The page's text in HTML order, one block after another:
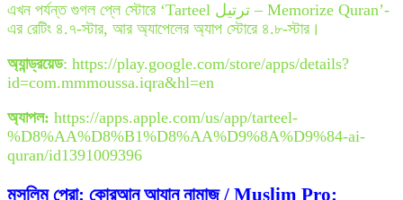
এখন পর্যন্ত গুগল প্লে স্টোরে ‘Tarteel ترتيل – Memorize Quran’-
এর রেটিং ৪.৭-স্টার, আর অ্যাপেলের অ্যাপ স্টোরে ৪.৮-স্টার।
অ্যান্ড্রয়েড: https://play.google.com/store/apps/details?
id=com.mmmoussa.iqra&hl=en
অ্যাপল: https://apps.apple.com/us/app/tarteel-
%D8%AA%D8%B1%D8%AA%D9%8A%D9%84-ai-
quran/id1391009396
মুসলিম প্রো: কোরআন আযান নামাজ / Muslim Pro: